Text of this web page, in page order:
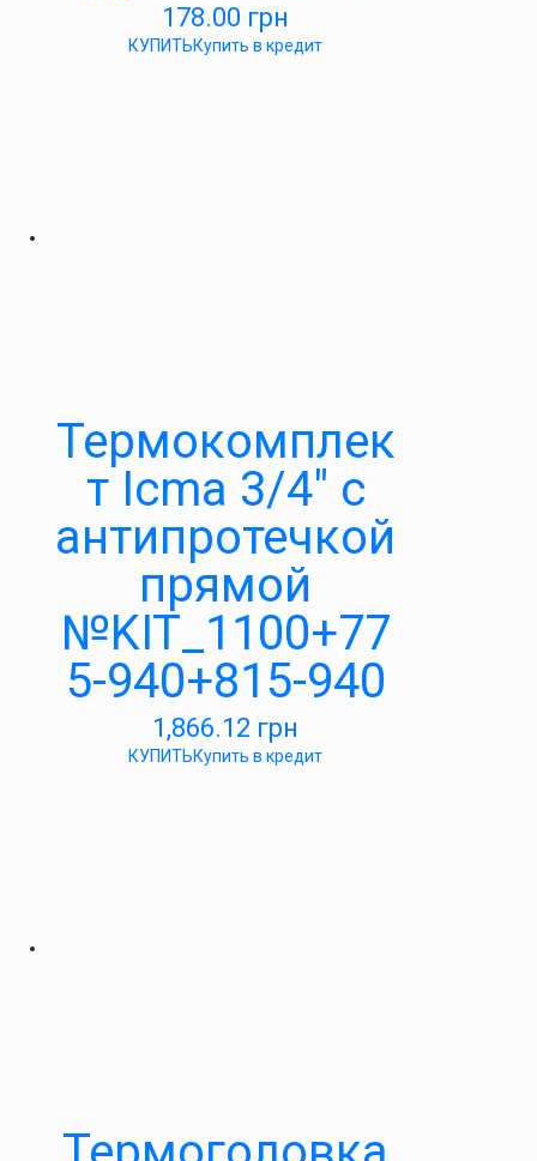
178.00 грн
КУПИТЬКупить в кредит
Термокомплек
т Icma 3/4″ с
антипротечкой
прямой
№KIT_1100+77
5-940+815-940
1,866.12 грн
КУПИТЬКупить в кредит